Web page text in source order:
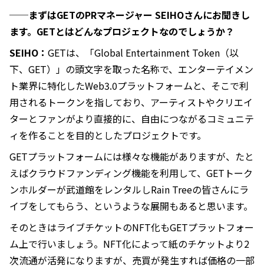
──まずはGETのPRマネージャー SEIHOさんにお聞きし
ます。GETとはどんなプロジェクトなのでしょうか？
SEIHO： GETは、「Global Entertainment Token（以
下、GET）」の頭文字を取った名称で、エンターテイメン
ト業界に特化したWeb3.0プラットフォームと、そこで利
用されるトークンを指しており、アーティストやクリエイ
ターとファンがより直接的に、自由につながるコミュニテ
ィを作ることを目的としたプロジェクトです。
GETプラットフォームには様々な機能がありますが、たと
えばクラウドファンディング機能を利用して、GETトーク
ンホルダーが武道館をレンタルしRain Treeの皆さんにラ
イブをしてもらう、というような展開もあると思います。
そのときはライブチケットのNFT化もGETプラットフォー
ム上で行いましょう。NFT化によって紙のチケットより2
次流通が活発になりますが、売買が発生すれば価格の一部